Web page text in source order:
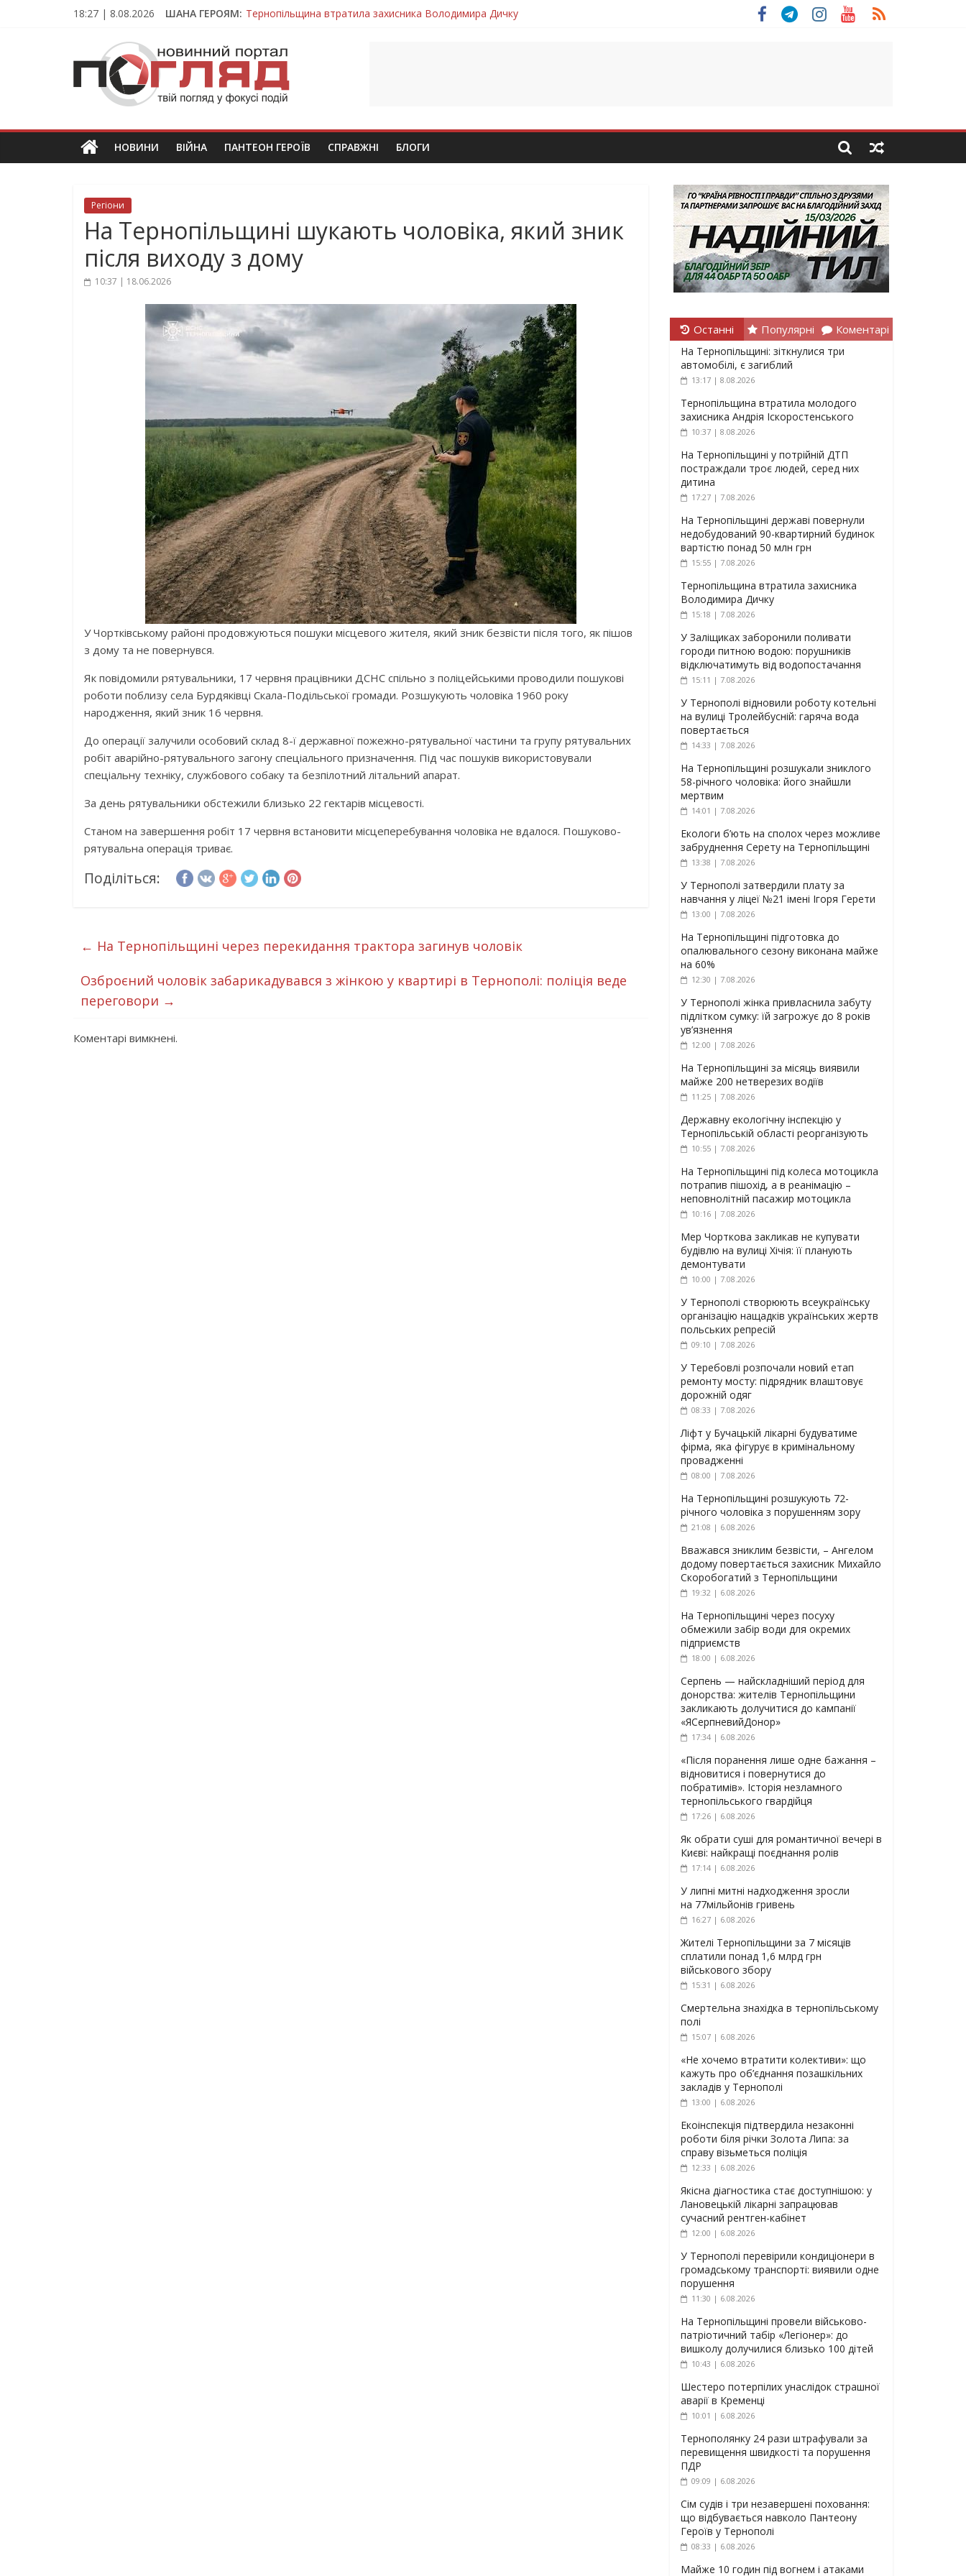
18:27 | 8.08.2026 ШАНА ГЕРОЯМ: Тернопільщина втратила захисника Володимира Дичку
На війні загинув молодий захисник Дмитро Березко з Тернопільщини
Тернопільщина втратила захисника Володимира Вельму
Тернопільщина втратила молодого захисника Андрія Іскоростенського
ПОГЛЯД
Новини
Тернополя.
новини
та
НОВИНИ ВІЙНА ПАНТЕОН ГЕРОЇВ СПРАВЖНІ БЛОГИ
Регіони
На Тернопільщині шукають чоловіка, який зник
після виходу з дому
10:37 | 18.06.2026
У Чортківському районі продовжуються пошуки місцевого жителя, який зник безвісти після того, як пішов
з дому та не повернувся.
Як повідомили рятувальники, 17 червня працівники ДСНС спільно з поліцейськими проводили пошукові
роботи поблизу села Бурдяківці Скала-Подільської громади. Розшукують чоловіка 1960 року
народження, який зник 16 червня.
До операції залучили особовий склад 8-ї державної пожежно-рятувальної частини та групу рятувальних
робіт аварійно-рятувального загону спеціального призначення. Під час пошуків використовували
спеціальну техніку, службового собаку та безпілотний літальний апарат.
За день рятувальники обстежили близько 22 гектарів місцевості.
Станом на завершення робіт 17 червня встановити місцеперебування чоловіка не вдалося. Пошуково-
рятувальна операція триває.
Поділіться:
← На Тернопільщині через перекидання трактора загинув чоловік
Озброєний чоловік забарикадувався з жінкою у квартирі в Тернополі: поліція веде
переговори →
Коментарі вимкнені.
Останні Популярні Коментарі
На Тернопільщині: зіткнулися три
автомобілі, є загиблий
13:17 | 8.08.2026
Тернопільщина втратила молодого
захисника Андрія Іскоростенського
10:37 | 8.08.2026
На Тернопільщині у потрійній ДТП
постраждали троє людей, серед них
дитина
17:27 | 7.08.2026
На Тернопільщині державі повернули
недобудований 90-квартирний будинок
вартістю понад 50 млн грн
15:55 | 7.08.2026
Тернопільщина втратила захисника
Володимира Дичку
15:18 | 7.08.2026
У Заліщиках заборонили поливати
городи питною водою: порушників
відключатимуть від водопостачання
15:11 | 7.08.2026
У Тернополі відновили роботу котельні
на вулиці Тролейбусній: гаряча вода
повертається
14:33 | 7.08.2026
На Тернопільщині розшукали зниклого
58-річного чоловіка: його знайшли
мертвим
14:01 | 7.08.2026
Екологи б’ють на сполох через можливе
забруднення Серету на Тернопільщині
13:38 | 7.08.2026
У Тернополі затвердили плату за
навчання у ліцеї №21 імені Ігоря Герети
13:00 | 7.08.2026
На Тернопільщині підготовка до
опалювального сезону виконана майже
на 60%
12:30 | 7.08.2026
У Тернополі жінка привласнила забуту
підлітком сумку: їй загрожує до 8 років
ув’язнення
12:00 | 7.08.2026
На Тернопільщині за місяць виявили
майже 200 нетверезих водіїв
11:25 | 7.08.2026
Державну екологічну інспекцію у
Тернопільській області реорганізують
10:55 | 7.08.2026
На Тернопільщині під колеса мотоцикла
потрапив пішохід, а в реанімацію –
неповнолітній пасажир мотоцикла
10:16 | 7.08.2026
Мер Чорткова закликав не купувати
будівлю на вулиці Хічія: її планують
демонтувати
10:00 | 7.08.2026
У Тернополі створюють всеукраїнську
організацію нащадків українських жертв
польських репресій
09:10 | 7.08.2026
У Теребовлі розпочали новий етап
ремонту мосту: підрядник влаштовує
дорожній одяг
08:33 | 7.08.2026
Ліфт у Бучацькій лікарні будуватиме
фірма, яка фігурує в кримінальному
провадженні
08:00 | 7.08.2026
На Тернопільщині розшукують 72-
річного чоловіка з порушенням зору
21:08 | 6.08.2026
Вважався зниклим безвісти, – Ангелом
додому повертається захисник Михайло
Скоробогатий з Тернопільщини
19:32 | 6.08.2026
На Тернопільщині через посуху
обмежили забір води для окремих
підприємств
18:00 | 6.08.2026
Серпень — найскладніший період для
донорства: жителів Тернопільщини
закликають долучитися до кампанії
«ЯСерпневийДонор»
17:34 | 6.08.2026
«Після поранення лише одне бажання –
відновитися і повернутися до
побратимів». Історія незламного
тернопільського гвардійця
17:26 | 6.08.2026
Як обрати суші для романтичної вечері в
Києві: найкращі поєднання ролів
17:14 | 6.08.2026
У липні митні надходження зросли
на 77мільйонів гривень
16:27 | 6.08.2026
Жителі Тернопільщини за 7 місяців
сплатили понад 1,6 млрд грн
військового збору
15:31 | 6.08.2026
Смертельна знахідка в тернопільському
полі
15:07 | 6.08.2026
«Не хочемо втратити колективи»: що
кажуть про об’єднання позашкільних
закладів у Тернополі
13:00 | 6.08.2026
Екоінспекція підтвердила незаконні
роботи біля річки Золота Липа: за
справу візьметься поліція
12:33 | 6.08.2026
Якісна діагностика стає доступнішою: у
Лановецькій лікарні запрацював
сучасний рентген-кабінет
12:00 | 6.08.2026
У Тернополі перевірили кондиціонери в
громадському транспорті: виявили одне
порушення
11:30 | 6.08.2026
На Тернопільщині провели військово-
патріотичний табір «Легіонер»: до
вишколу долучилися близько 100 дітей
10:43 | 6.08.2026
Шестеро потерпілих унаслідок страшної
аварії в Кременці
10:01 | 6.08.2026
Тернополянку 24 рази штрафували за
перевищення швидкості та порушення
ПДР
09:09 | 6.08.2026
Сім судів і три незавершені поховання:
що відбувається навколо Пантеону
Героїв у Тернополі
08:33 | 6.08.2026
Майже 10 годин під вогнем і атаками